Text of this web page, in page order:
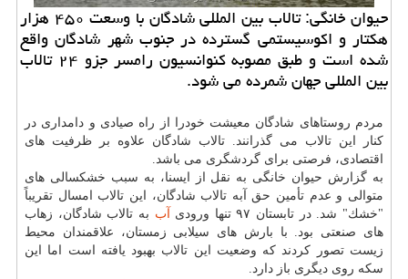
حیوان خانگی: تالاب بین المللی شادگان با وسعت ۴۵۰ هزار
هكتار و اكوسیستمی گسترده در جنوب شهر شادگان واقع
شده است و طبق مصوبه كنوانسیون رامسر جزو ۲۴ تالاب
بین المللی جهان شمرده می شود.
مردم روستاهای شادگان معیشت خودرا از راه صیادی و دامداری در
كنار این تالاب می گذرانند. تالاب شادگان علاوه بر ظرفیت های
اقتصادی، فرصتی برای گردشگری می باشد.
به گزارش حیوان خانگی به نقل از ایسنا، به سبب خشكسالی های
متوالی و عدم تأمین حق آبه تالاب شادگان، این تالاب امسال تقریباً
"خشك" شد. در تابستان ۹۷ تنها ورودی
آب به تالاب شادگان، زهاب
های صنعتی بود. با بارش های سیلابی زمستان، علاقمندان محیط
زیست تصور كردند كه وضعیت این تالاب بهبود یافته است اما این
سكه روی دیگری باز دارد.